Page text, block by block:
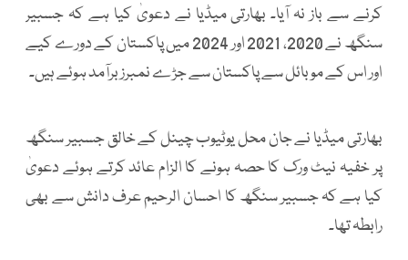
کرنے سے باز نہ آیا۔ بھارتی میڈیا نے دعویٰ کیا ہے کہ جسبیر
سنگھ نے 2020، 2021 اور 2024 میں پاکستان کے دورے کیے
اور اس کے موبائل سے پاکستان سے جڑے نمبرز برآمد ہوئے ہیں۔
بھارتی میڈیا نے جان محل یوٹیوب چینل کے خالق جسبیر سنگھ
پر خفیہ نیٹ ورک کا حصہ ہونے کا الزام عائد کرتے ہوئے دعویٰ
کیا ہے کہ جسبیر سنگھ کا احسان الرحیم عرف دانش سے بھی
رابطہ تھا۔